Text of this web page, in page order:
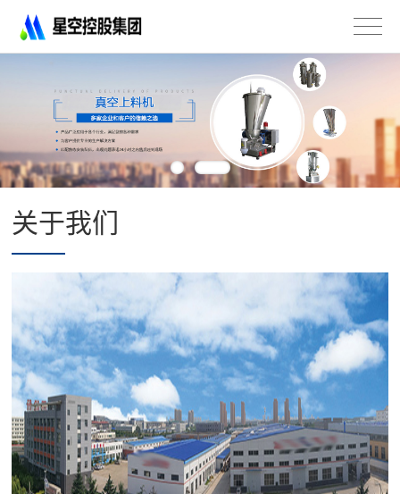
控
限
公
法
兰
管
道
配
件
专
业
制
关于我们